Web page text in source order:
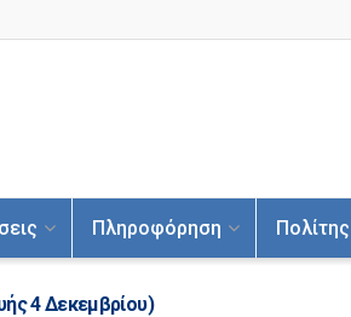
Πληροφόρηση Πολίτης
4 Δεκεμβρίου)